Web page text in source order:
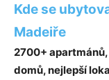
Kde se
Madeiře
2700+
domů, nejlepší